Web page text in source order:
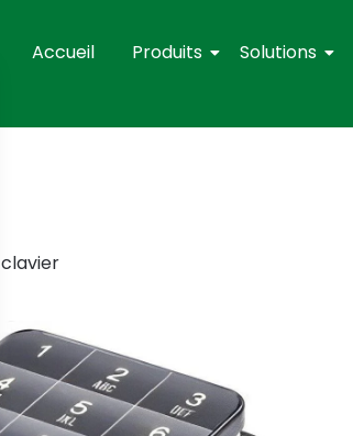
Accueil Produits Solutions
clavier